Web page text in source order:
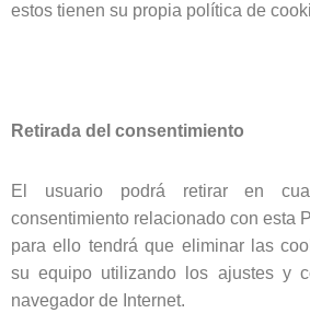
estos tienen su propia política de
Retirada del consentimiento
El usuario podrá retirar en
consentimiento relacionado con esta
para ello tendrá que eliminar las
su equipo utilizando los ajustes y
navegador de Internet.